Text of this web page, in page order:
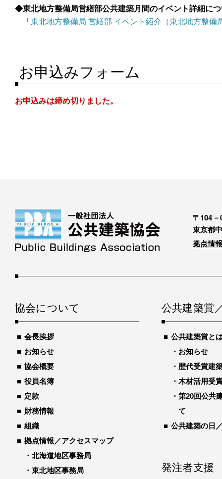
東北地方整備局営繕部公共建築月間のイベント詳細に
「東北地方整備局 営繕部 イベント紹介（東北地方整備
お申込みフォーム
お申込みは締め切りました。
〒104－
東京都
拠点情
協会について
会長挨拶
お知らせ
協会概要
役員名簿
定款
財務情報
組織
拠点情報／アクセスマップ
北海道地区事務局
東北地区事務局
公共建築賞
公共建築賞と
お知らせ
歴代受賞建
木材活用受
第20回公共
て
公共建築の日
発注者支援